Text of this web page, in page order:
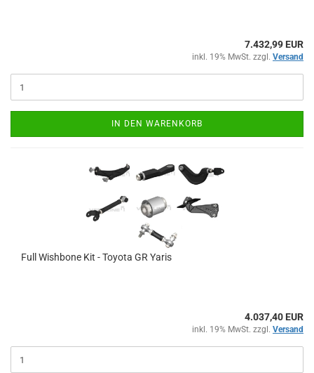
7.432,99 EUR
inkl. 19% MwSt. zzgl. Versand
IN DEN WARENKORB
Full Wish­bo­ne Kit - To­yo­ta GR Yaris
4.037,40 EUR
inkl. 19% MwSt. zzgl. Versand